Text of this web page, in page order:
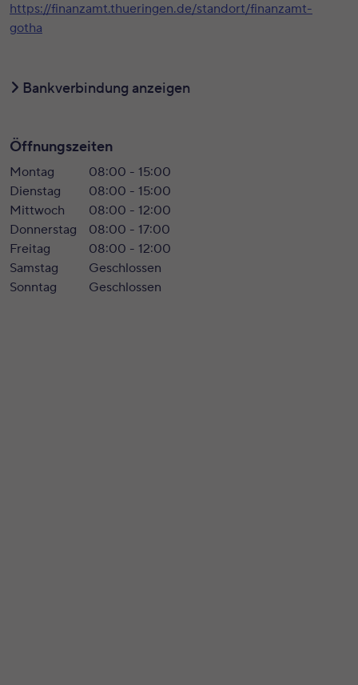
https://finanzamt.thueringen.de/standort/finanzamt-
gotha
Bankverbindung anzeigen
Öffnungszeiten
Montag
08:00 - 15:00
Dienstag
08:00 - 15:00
Mittwoch
08:00 - 12:00
Donnerstag
08:00 - 17:00
Freitag
08:00 - 12:00
Samstag
Geschlossen
Sonntag
Geschlossen